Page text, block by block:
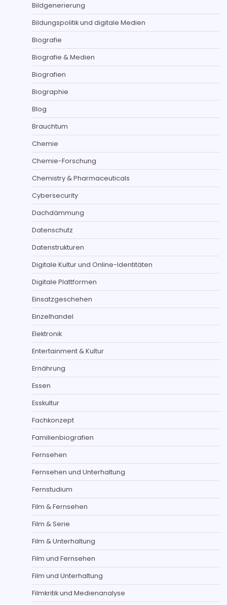
Bildgenerierung
Bildungspolitik und digitale Medien
Biografie
Biografie & Medien
Biografien
Biographie
Blog
Brauchtum
Chemie
Chemie-Forschung
Chemistry & Pharmaceuticals
Cybersecurity
Dachdämmung
Datenschutz
Datenstrukturen
Digitale Kultur und Online-Identitäten
Digitale Plattformen
Einsatzgeschehen
Einzelhandel
Elektronik
Entertainment & Kultur
Ernährung
Essen
Esskultur
Fachkonzept
Familienbiografien
Fernsehen
Fernsehen und Unterhaltung
Fernstudium
Film & Fernsehen
Film & Serie
Film & Unterhaltung
Film und Fernsehen
Film und Unterhaltung
Filmkritik und Medienanalyse